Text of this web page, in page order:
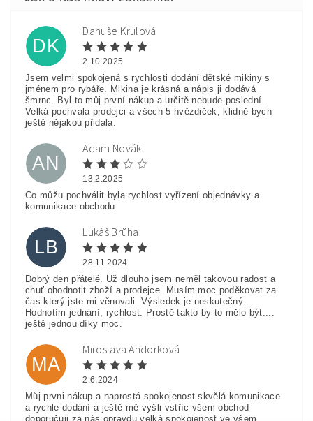
DK
Danuše Krulová
2.10.2025
Jsem velmi spokojená s rychlosti dodání dětské mikiny s
jménem pro rybáře. Mikina je krásná a nápis ji dodává
šmrnc. Byl to můj první nákup a určitě nebude poslední.
Velká pochvala prodejci a všech 5 hvězdiček, klidně bych
ještě nějakou přidala.
AN
Adam Novák
13.2.2025
Co můžu pochválit byla rychlost vyřízení objednávky a
komunikace obchodu.
LB
Lukáš Brůha
28.11.2024
Dobrý den přátelé. Už dlouho jsem neměl takovou radost a
chuť ohodnotit zboží a prodejce. Musím moc poděkovat za
čas který jste mi věnovali. Výsledek je neskutečný.
Hodnotím jednání, rychlost. Prostě takto by to mělo být....
ještě jednou díky moc.
MA
Miroslava Andorková
2.6.2024
Můj prvni nákup a naprostá spokojenost skvělá komunikace
a rychle dodání a ještě mě vyšli vstříc všem obchod
doporučuji za nás opravdu velká spokojenost ve všem.